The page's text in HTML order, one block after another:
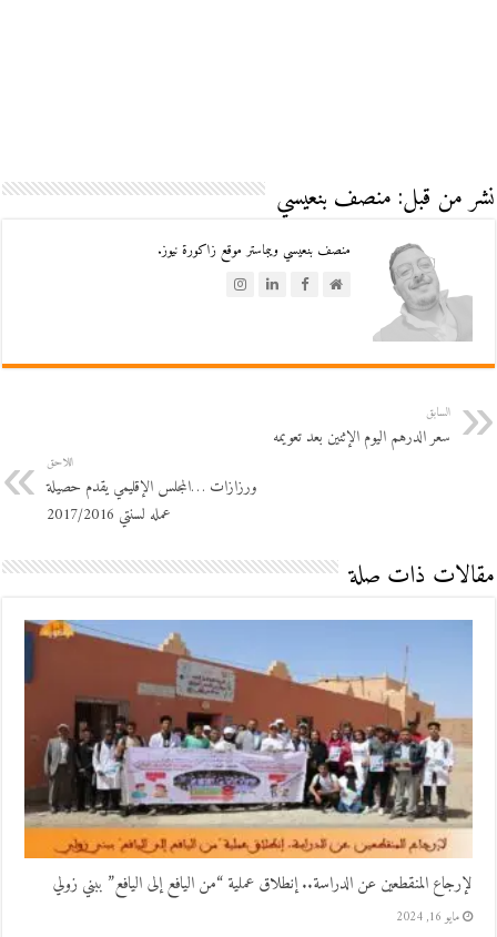
نشر من قبل: منصف بنعيسي
منصف بنعيسي ويبماستر موقع زاكورة نيوز.
السابق
سعر الدرهم اليوم الإثنين بعد تعويمه
اللاحق
ورزازات …المجلس الإقليمي يقدم حصيلة
عمله لسنتي 2017/2016
مقالات ذات صلة
لإرجاع المنقطعين عن الدراسة.. إنطلاق عملية “من اليافع إلى اليافع” ببني زولي
مايو 16, 2024